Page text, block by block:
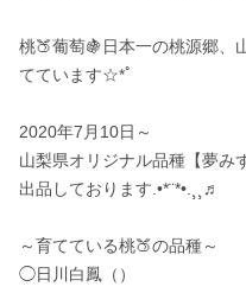
桃🍑葡萄🍇日本一の桃源郷、
てています☆*ﾟ
2020年7月10日～
山梨県オリジナル品種【夢み
出品しております.•*¨*•.¸¸♬
～育てている桃🍑の品種～
◯日川白鳳（）